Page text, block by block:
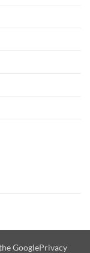
GooglePrivacy